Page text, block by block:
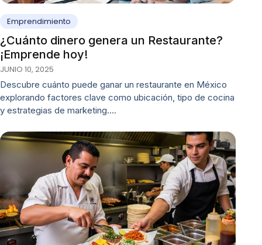
Emprendimiento
¿Cuánto dinero genera un Restaurante?
¡Emprende hoy!
JUNIO 10, 2025
Descubre cuánto puede ganar un restaurante en México
explorando factores clave como ubicación, tipo de cocina
y estrategias de marketing.…